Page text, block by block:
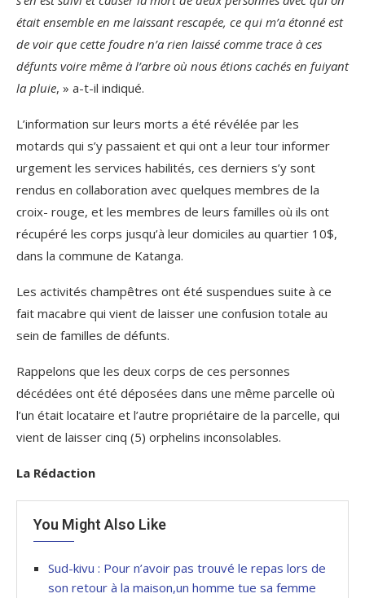
était ensemble en me laissant rescapée, ce qui m’a étonné est
de voir que cette foudre n’a rien laissé comme trace à ces
défunts voire même à l’arbre où nous étions cachés en fuiyant
la pluie, » a-t-il indiqué.
L’information sur leurs morts a été révélée par les
motards qui s’y passaient et qui ont a leur tour informer
urgement les services habilités, ces derniers s’y sont
rendus en collaboration avec quelques membres de la
croix- rouge, et les membres de leurs familles où ils ont
récupéré les corps jusqu’à leur domiciles au quartier 10$,
dans la commune de Katanga.
Les activités champêtres ont été suspendues suite à ce
fait macabre qui vient de laisser une confusion totale au
sein de familles de défunts.
Rappelons que les deux corps de ces personnes
décédées ont été déposées dans une même parcelle où
l’un était locataire et l’autre propriétaire de la parcelle, qui
vient de laisser cinq (5) orphelins inconsolables.
La Rédaction
You Might Also Like
Sud-kivu : Pour n’avoir pas trouvé le repas lors de
son retour à la maison,un homme tue sa femme